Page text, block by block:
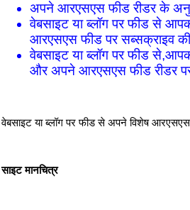
अपने आरएसएस फीड रीडर के
वेबसाइट या ब्‍लॉग पर फीड से
आरएसएस फीड पर सब्‍सक्राइव
वेबसाइट या ब्‍लॉग पर फीड
और अपने आरएसएस फीड रीडर
वेबसाइट या ब्‍लॉग पर फीड से अपने विशेष
साइट मानचित्र